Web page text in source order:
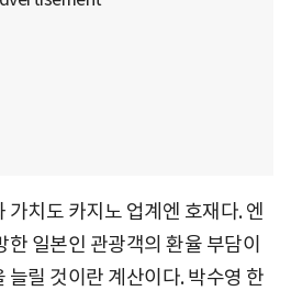
가치도 카지노 업계엔 호재다. 엔
한 일본인 관광객의 환율 부담이
늘릴 것이란 계산이다. 박수영 한